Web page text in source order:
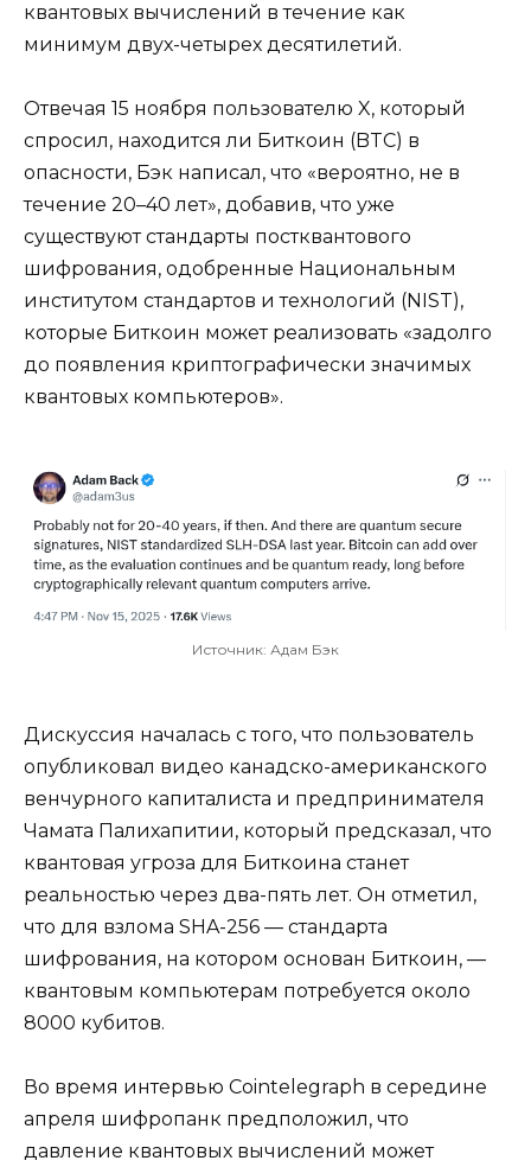
квантовых вычислений в течение как
минимум двух-четырех десятилетий.
Отвечая 15 ноября пользователю X, который
спросил, находится ли Биткоин (BTC) в
опасности, Бэк написал, что «вероятно, не в
течение 20–40 лет», добавив, что уже
существуют стандарты постквантового
шифрования, одобренные Национальным
институтом стандартов и технологий (NIST),
которые Биткоин может реализовать «задолго
до появления криптографически значимых
квантовых компьютеров».
Источник: Адам Бэк
Дискуссия началась с того, что пользователь
опубликовал видео канадско-американского
венчурного капиталиста и предпринимателя
Чамата Палихапитии, который предсказал, что
квантовая угроза для Биткоина станет
реальностью через два-пять лет. Он отметил,
что для взлома SHA-256 — стандарта
шифрования, на котором основан Биткоин, —
квантовым компьютерам потребуется около
8000 кубитов.
Во время интервью Cointelegraph в середине
апреля шифропанк предположил, что
давление квантовых вычислений может